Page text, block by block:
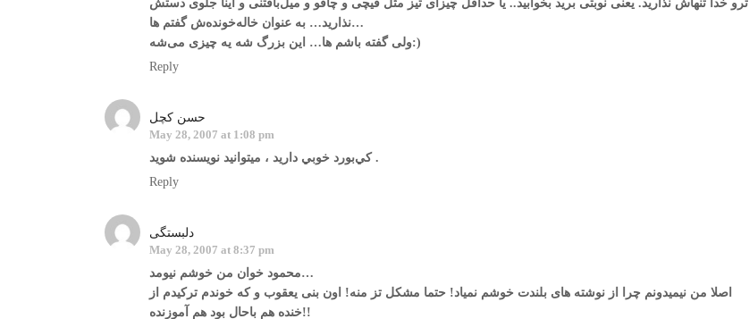
ترو خدا تنهاش نذارید. یعنی نوبتی برید بخوابید.. یا حداقل چیزای تیز مثل قیچی و چاقو و میل‌بافتنی و اینا جلوی دستش
نذارید… به عنوان خاله‌خونده‌ش گفتم ها…
ولی گفته باشم ها… این بزرگ شه یه چیزی می‌شه:)
Reply
حسن كچل
May 28, 2007 at 1:08 pm
كي‌بورد خوبي داريد ، ميتوانيد نويسنده شويد .
Reply
دلبستگی
May 28, 2007 at 8:37 pm
محمود خوان من خوشم نیومد…
اصلا من نیمیدونم چرا از نوشته های بلندت خوشم نمیاد! حتما مشکل تز منه! اون بنی یعقوب و که خوندم ترکیدم از
خنده هم باحال بود هم آموزنده!!